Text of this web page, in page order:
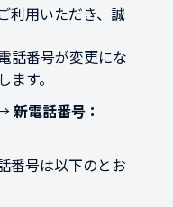
利用いただき、誠
話番号が変更にな
す。
新電話番号：
番号は以下のとお